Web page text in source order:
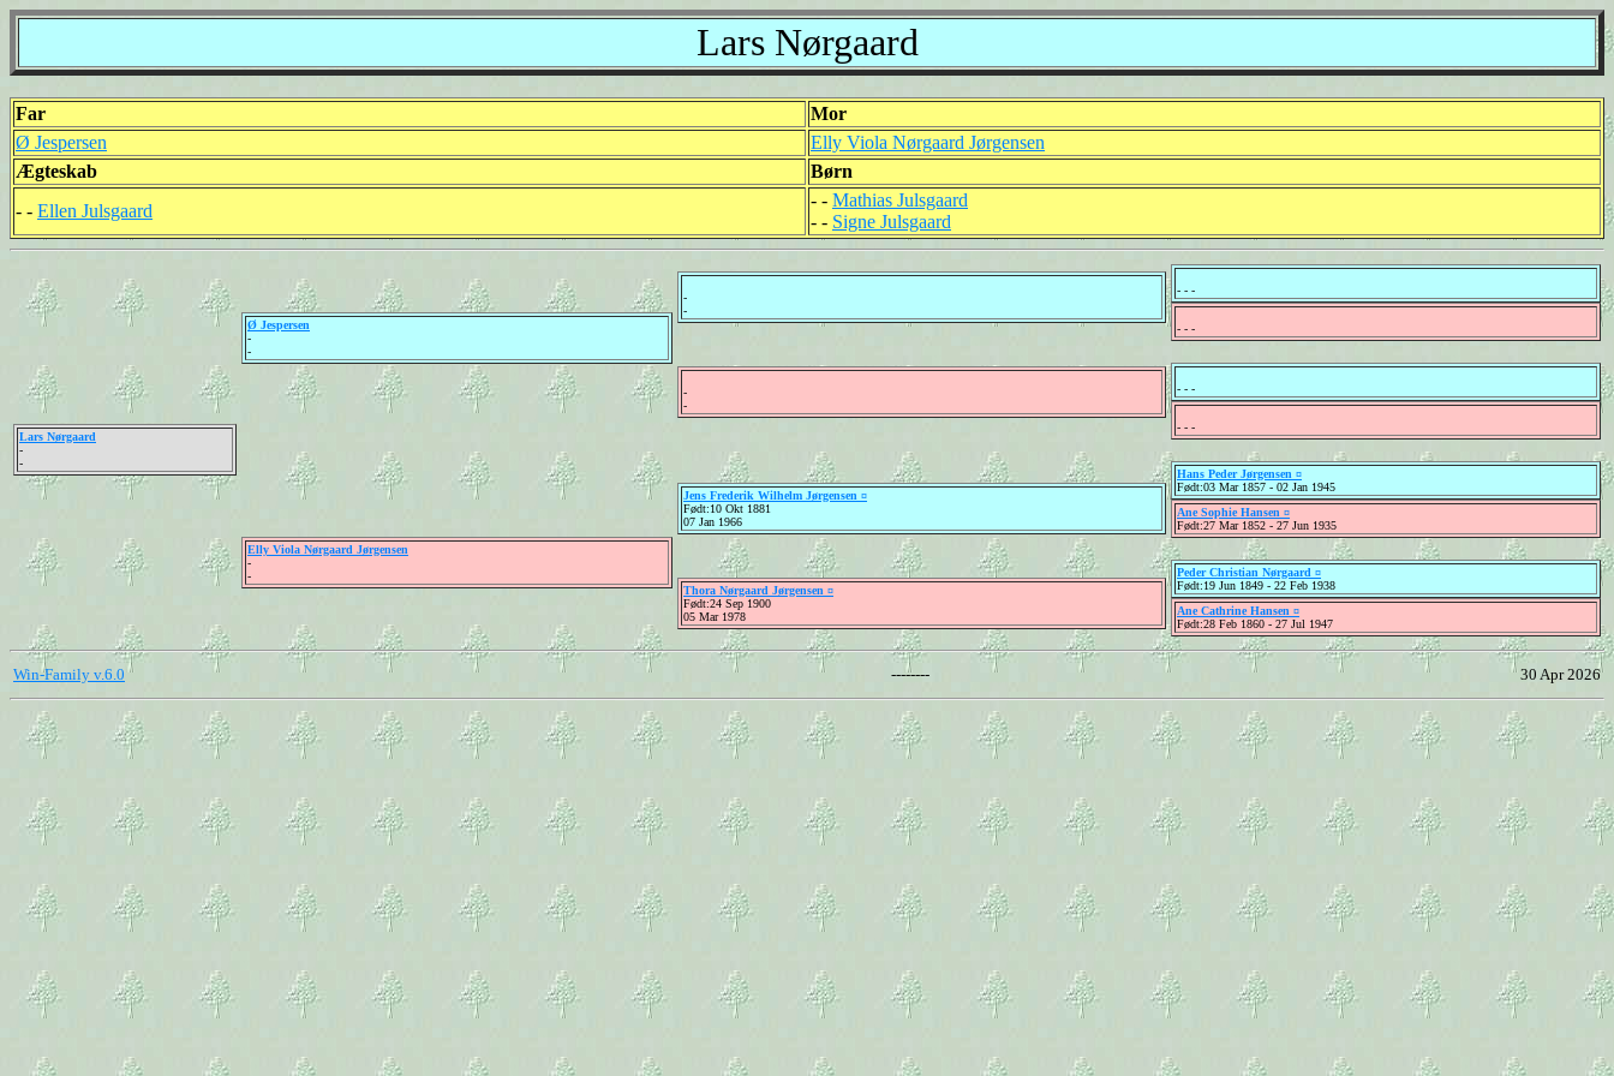
Lars Nørgaard
Far
Mor
Ø Jespersen
Elly Viola Nørgaard Jørgensen
Ægteskab
Børn
- - Ellen Julsgaard
- - Mathias Julsgaard
- - Signe Julsgaard
Lars Nørgaard
-
-
Ø Jespersen
-
-
Elly Viola Nørgaard Jørgensen
-
-
-
-
-
-
Jens Frederik Wilhelm Jørgensen ¤
Født:10 Okt 1881
07 Jan 1966
Thora Nørgaard Jørgensen ¤
Født:24 Sep 1900
05 Mar 1978
- - -
- - -
- - -
- - -
Hans Peder Jørgensen ¤
Født:03 Mar 1857 - 02 Jan 1945
Ane Sophie Hansen ¤
Født:27 Mar 1852 - 27 Jun 1935
Peder Christian Nørgaard ¤
Født:19 Jun 1849 - 22 Feb 1938
Ane Cathrine Hansen ¤
Født:28 Feb 1860 - 27 Jul 1947
Win-Family v.6.0 -------- 30 Apr 2026